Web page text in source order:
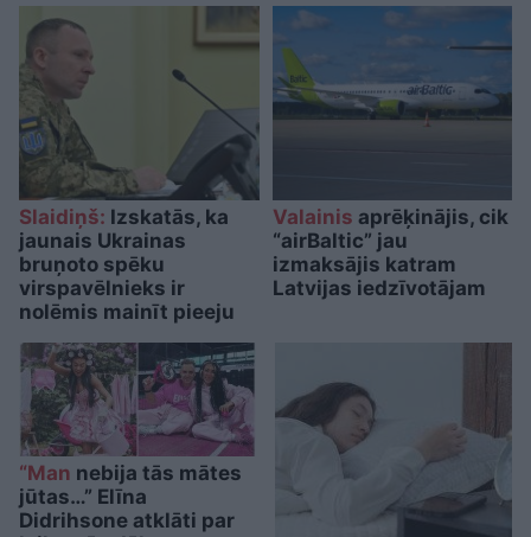
Slaidiņš: Izskatās, ka
jaunais Ukrainas
bruņoto spēku
virspavēlnieks ir
nolēmis mainīt pieeju
Valainis aprēķinājis, cik
“airBaltic” jau
izmaksājis katram
Latvijas iedzīvotājam
“Man nebija tās mātes
jūtas…” Elīna
Didrihsone atklāti par